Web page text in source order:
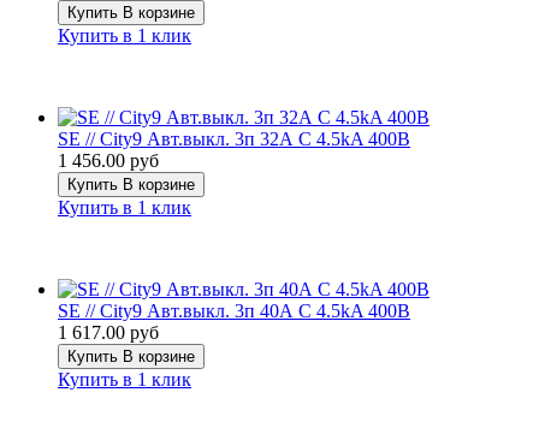
Купить В корзине
Купить в 1 клик
SE // City9 Авт.выкл. 3п 32А С 4.5kA 400В
1 456.00 руб
Купить В корзине
Купить в 1 клик
SE // City9 Авт.выкл. 3п 40А С 4.5kA 400В
1 617.00 руб
Купить В корзине
Купить в 1 клик